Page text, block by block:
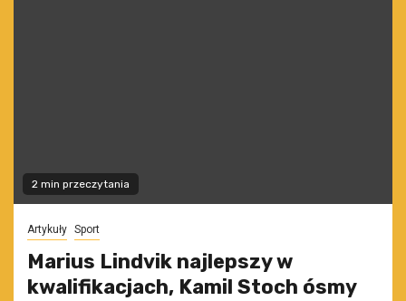
2 min przeczytania
Artykuły Sport
Marius Lindvik najlepszy w
kwalifikacjach, Kamil Stoch ósmy